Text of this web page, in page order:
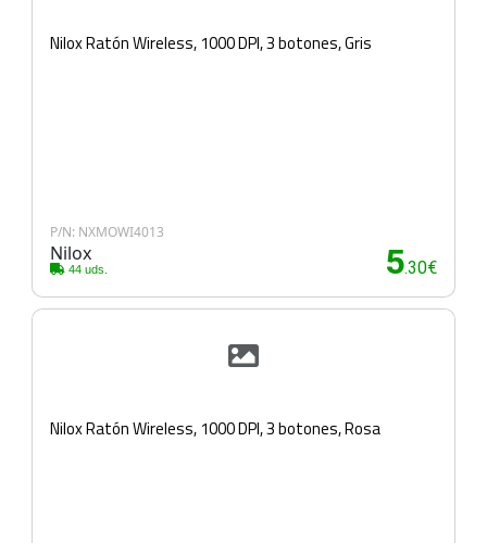
Nilox Ratón Wireless, 1000 DPI, 3 botones, Gris
P/N: NXMOWI4013
Nilox
44 uds. 5.30€
Nilox Ratón Wireless, 1000 DPI, 3 botones, Rosa